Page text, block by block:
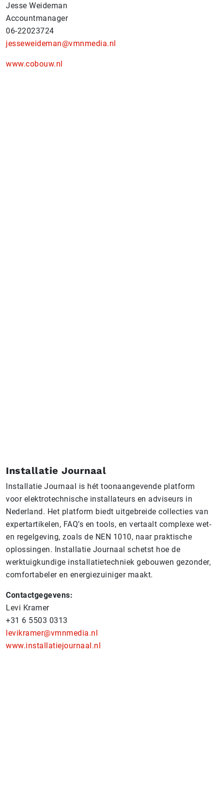
Jesse Weideman
Accountmanager
06-22023724
jesseweideman@vmnmedia.nl
www.cobouw.nl
Installatie Journaal
Installatie Journaal is hét toonaangevende platform
voor elektrotechnische installateurs en adviseurs in
Nederland. Het platform biedt uitgebreide collecties van
expertartikelen, FAQ’s en tools, en vertaalt complexe wet-
en regelgeving, zoals de NEN 1010, naar praktische
oplossingen.​ Installatie Journaal schetst hoe de
werktuigkundige installatietechniek gebouwen gezonder,
comfortabeler en energiezuiniger maakt.
Contactgegevens:
Levi Kramer
+31 6 5503 0313
levikramer@vmnmedia.nl
www.installatiejournaal.nl